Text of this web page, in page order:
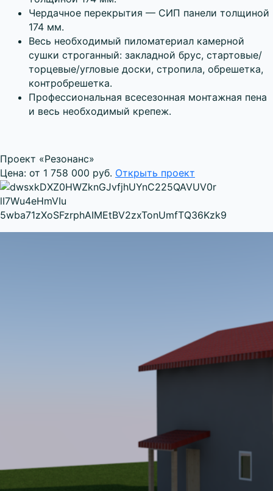
Чердачное перекрытия — СИП панели толщиной
174 мм.
Весь необходимый пиломатериал камерной
сушки строганный: закладной брус, стартовые/
торцевые/угловые доски, стропила, обрешетка,
контробрешетка.
Профессиональная всесезонная монтажная пена
и весь необходимый крепеж.
Проект «Резонанс»
Цена: от 1 758 000 руб. Открыть проект